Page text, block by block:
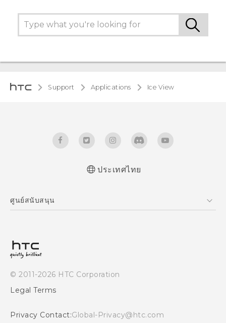
Support Applications Ice View
ประเทศไทย
ศูนย์สนับสนุน
© 2011-2026 HTC Corporation
Legal Terms
Privacy Contact:Global-Privacy@htc.com